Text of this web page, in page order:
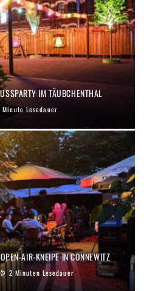
IM TÄUBCHENTHAL
Minute Lesedauer
AIR-KNEIPE IN CONNEWITZ
2 Minuten Lesedauer